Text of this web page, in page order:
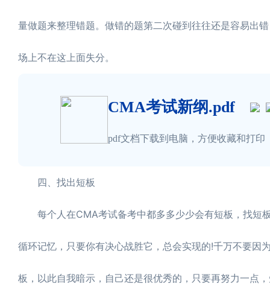
量做题来整理错题。做错的题第二次碰到往往还是容易出
场上不在这上面失分。
CMA考试新纲.pdf
pdf文档下载到电脑，方便收藏和打印
四、找出短板
每个人在CMA考试备考中都多多少少会有短板，找短
循环记忆，只要你有决心战胜它，总会实现的!千万不要因
板，以此自我暗示，自己还是很优秀的，只要再努力一点